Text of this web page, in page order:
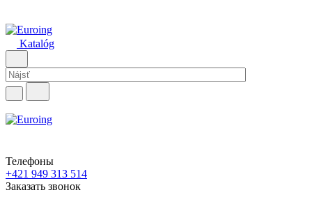
Katalóg
Телефоны
+421 949 313 514
Заказать звонок